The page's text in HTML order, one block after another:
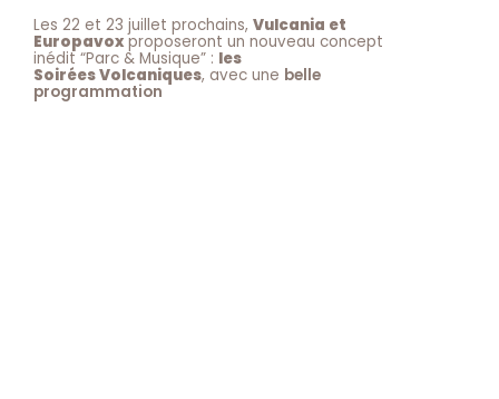
Les 22 et 23 juillet prochains, Vulcania et
Europavoxproposeront un nouveau concept
inédit “Parc & Musique” : les
Soirées Volcaniques, avec une belle
programmation